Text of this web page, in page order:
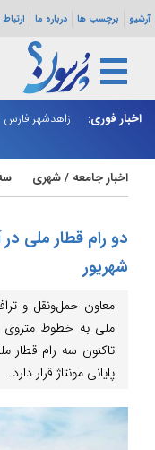
آرشیو برچسب ها درباره ما
اخبار فوری:
عالی امنیت زاهدشهر فارس
اخبار جامعه /شهری سه
دو رام قطار ملی در
شهریور
معاون حمل‌ونقل و
ملی به خطوط متروی
تاکنون سه رام قطار
پایانی مونتاژ قرار دارد.